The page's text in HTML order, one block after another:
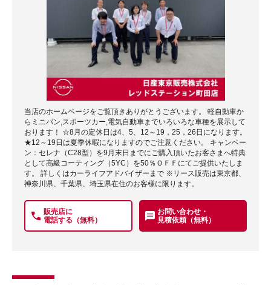
当店のホームページをご覧頂きありがとうございます。 軽自動車か
らミニバン,スポーツカー,電気自動車までいろいろな車種を展示して
おります！ ☆8月の定休日は4、5、12～19，25，26日になります。
★12～19日は夏季休暇になりますのでご注意ください。 キャンペー
ン：セレナ（C28型）を9月末日までにご購入頂いたお客さまへ特典
として高級コーティング（5YC）を50％ＯＦＦにてご提供いたしま
す。 詳しくはカーライフアドバイザーまで ※リース販売は東京都、
神奈川県、千葉県、埼玉県在住のお客様に限ります。
販売店に
電話する（無料）
お問い合わせ・
見積依頼（無料）